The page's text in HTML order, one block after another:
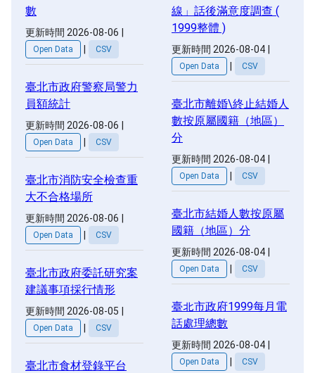
數
更新時間 2026-08-06
Open Data | CSV
臺北市政府警察局警力
員額統計
更新時間 2026-08-06
Open Data | CSV
臺北市消防安全檢查重
大不合格場所
更新時間 2026-08-06
Open Data | CSV
臺北市政府委託研究案
建議事項採行情形
更新時間 2026-08-05
Open Data | CSV
臺北市食材登錄平台
線」話後滿意度調查 (
1999整體 )
更新時間 2026-08-04
Open Data | CSV
臺北市離婚\終止結婚人
數按原屬國籍（地區）
分
更新時間 2026-08-04
Open Data | CSV
臺北市結婚人數按原屬
國籍（地區）分
更新時間 2026-08-04
Open Data | CSV
臺北市政府1999每月電
話處理總數
更新時間 2026-08-04
Open Data | CSV